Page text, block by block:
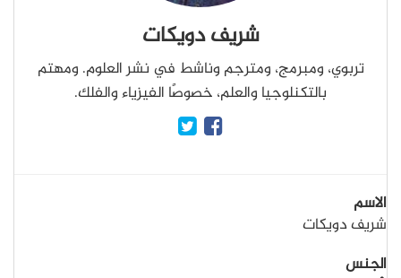
شريف دويكات
تربوي، ومبرمج، ومترجم وناشط في نشر العلوم. ومهتم
بالتكنلوجيا والعلم، خصوصًا الفيزياء والفلك.
الاسم
شريف دويكات
الجنس